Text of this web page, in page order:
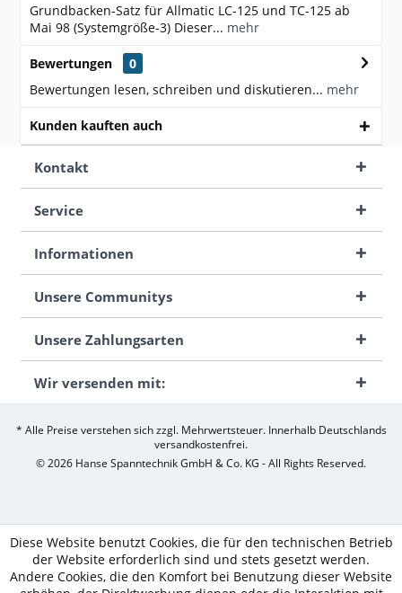
Grundbacken-Satz für Allmatic LC-125 und TC-125 ab
Mai 98 (Systemgröße-3) Dieser... mehr
Bewertungen
0
Bewertungen lesen, schreiben und diskutieren... mehr
Kunden kauften auch
Kontakt
Service
Informationen
Unsere Communitys
Unsere Zahlungsarten
Wir versenden mit:
* Alle Preise verstehen sich zzgl. Mehrwertsteuer. Innerhalb Deutschlands
versandkostenfrei.
© 2026 Hanse Spanntechnik GmbH & Co. KG - All Rights Reserved.
Diese Website benutzt Cookies, die für den technischen Betrieb
der Website erforderlich sind und stets gesetzt werden.
Andere Cookies, die den Komfort bei Benutzung dieser Website